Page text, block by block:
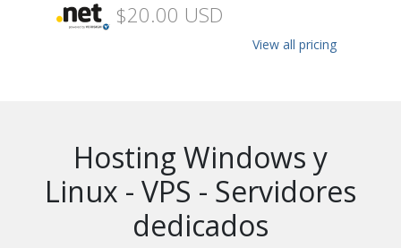
$20.00 USD
View all pricing
Hosting Windows y
Linux - VPS - Servidores
dedicados